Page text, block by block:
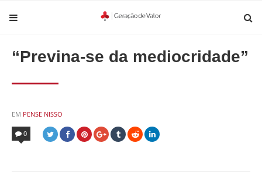
“Previna-se da mediocridade”
EM POSTED
IN
PENSE NISSO
0